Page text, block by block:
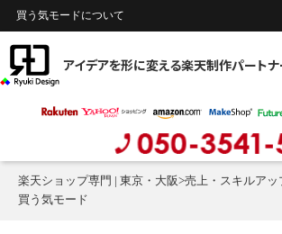
買う気モードについて
アイデアを形に変える楽天制作パート
楽天ショップ専門 | 東京・大阪>売上・スキルアッ
買う気モード